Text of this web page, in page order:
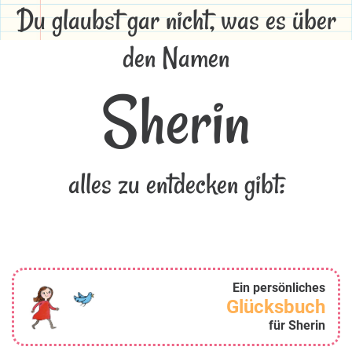
Du glaubst gar nicht, was es über
den Namen
Sherin
alles zu entdecken gibt:
Ein persönliches
Glücksbuch
für Sherin